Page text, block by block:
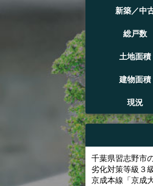
新築／中
総戸数
土地面積
建物面積
現況
千葉県習志野市
劣化対策等級
京成本線「京成